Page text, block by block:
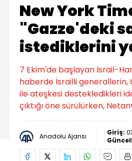
New York
"Gazze'deki
istediklerini
7 Ekim'de başlayan İsrail-
haberde İsrailli generallerin,
ile ateşkesi destekledikleri
çıktığı öne sürülürken,
Anadolu Ajansı Giriş: